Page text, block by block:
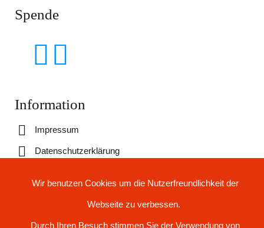
Spende
Information
Impressum
Datenschutzerklärung
Folgen Sie uns
Wir benutzen Cookies um die Nutzerfreundlichkeit der
Webseite zu verbessen.
Durch Ihren Besuch stimmen Sie der Verwendung von